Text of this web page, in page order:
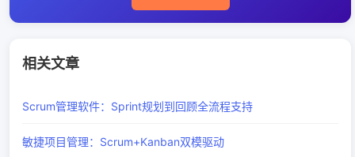
相关文章
Scrum管理软件：Sprint规划到回顾全流程支持
敏捷项目管理：Scrum+Kanban双模驱动